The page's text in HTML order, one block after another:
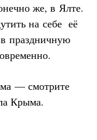
же, в Ялте.
на себе её
праздничную
— смотрите
Крыма.